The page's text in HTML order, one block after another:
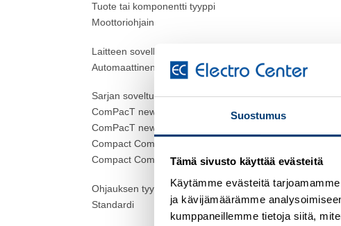
Suostumus
Tämä sivusto käyttää evästeitä
Käytämme evästeitä
ja kävijämäärämme
kumppaneillemme tietoja siitä,
Tuote tai komponentti tyyppi
Moottoriohjain
Laitteen sovellus
Automaattinen jousen viritys
Sarjan soveltuvuus
ComPacT new generation ComPacT NSX400 new
ComPacT new generation ComPacT NSX630 new
Compact ComPacT NSX DC new generation NSX400 DC
Compact ComPacT NSX DC new generation NSX630 DC
Ohjauksen tyyppi
Standardi